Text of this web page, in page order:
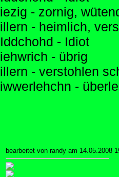
iezig - zornig,
illern - heimlich,
Iddchohd - Idiot
iehwrich - übrig
illern - verstohlen
iwwerlehchn -
bearbeitet von randy am 14.05.2008